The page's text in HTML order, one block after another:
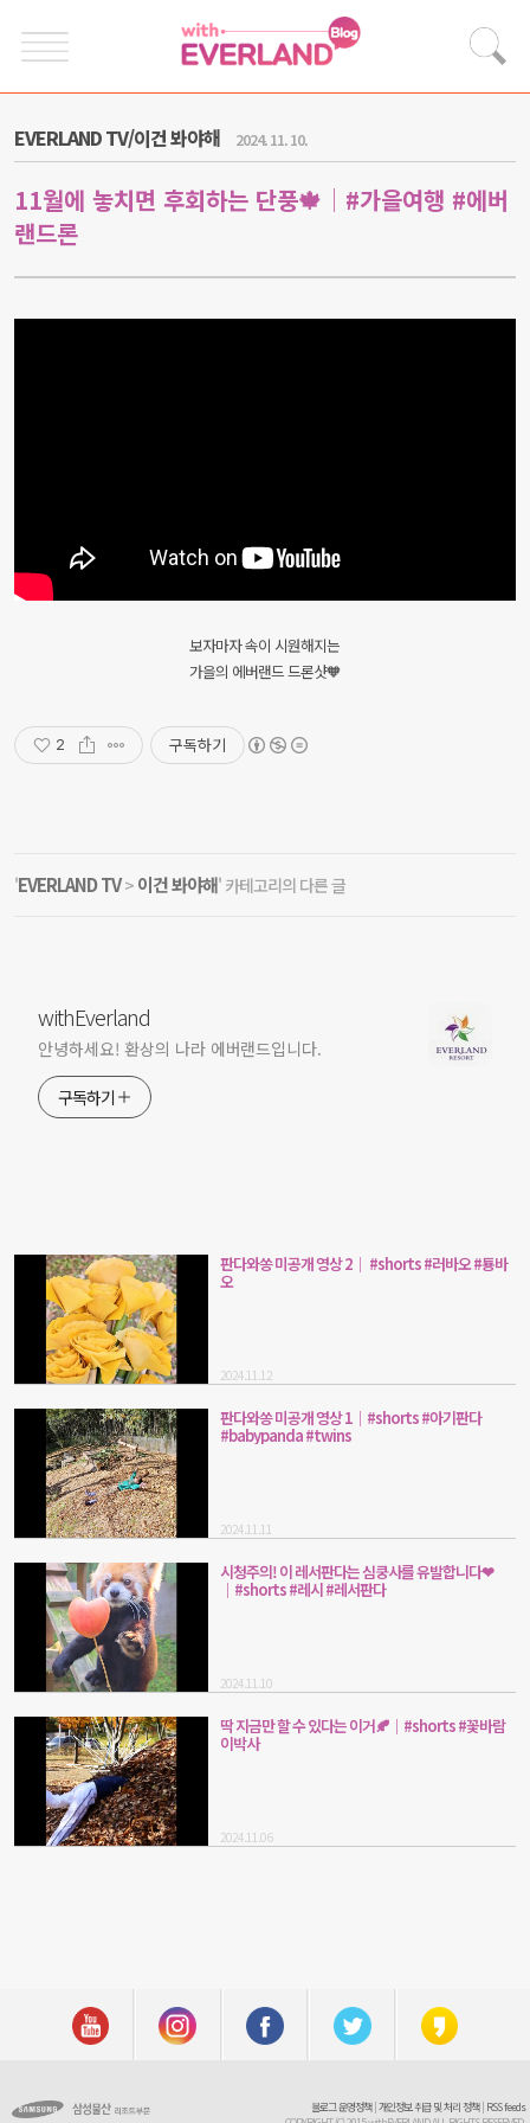
EVERLAND TV/이건 봐야해 2024. 11. 10.
11월에 놓치면 후회하는 단풍🍁│#가을여행 #에버
랜드론
보자마자 속이 시원해지는
가을의 에버랜드 드론샷🧡
2 구독하기
'EVERLAND TV> 이건 봐야해' 카테고리의 다른 글
withEverland
안녕하세요! 환상의 나라 에버랜드입니다.
구독하기
판다와쏭 미공개 영상 2│ #shorts #러바오 #툥바
오
2024.11.12
판다와쏭 미공개 영상 1│#shorts #아기판다
#babypanda #twins
2024.11.11
시청주의! 이 레서판다는 심쿵사를 유발합니다❤
│#shorts #레시 #레서판다
2024.11.10
딱 지금만 할 수 있다는 이거🍂│#shorts #꽃바람
이박사
2024.11.06
블로그 운영정책|개인정보 취급 및 처리 정책| RSS feeds